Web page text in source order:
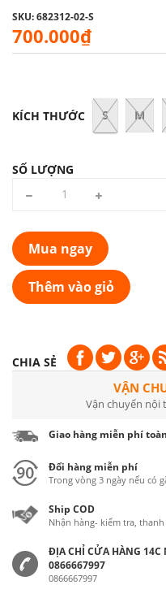
SKU: 682312-02-S
700.000₫
KÍCH THƯỚC S M
SỐ LƯỢNG
Mua ngay
Thêm vào giỏ
CHIA SẺ
VẬN
Vận chuyển nội
Giao hàng miễn phí
Đổi hàng miễn phí
Trong vòng 3 ngày nếu có
Ship COD
Nhận hàng- kiểm tra,
ĐỊA CHỈ CỬA HÀNG
0866667997
0866667997